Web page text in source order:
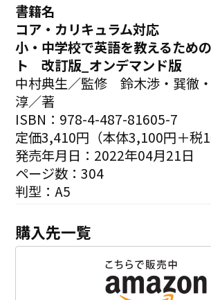
書籍名
コア・カリキュラム対応
小・中学校で英語を教えるため
ト 改訂版_オンデマンド版
中村典生／監修 鈴木渉・巽徹
淳／著
ISBN：978-4-487-81605-7
定価3,410円（本体3,100円＋税
発売年月日：2022年04月21日
ページ数：304
判型：A5
購入先一覧